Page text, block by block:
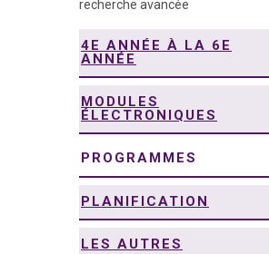
recherche avancée
4E ANNÉE À LA 6E
ANNÉE
MODULES
ÉLECTRONIQUES
PROGRAMMES
PLANIFICATION
LES AUTRES